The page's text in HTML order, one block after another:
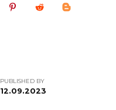
PUBLISHED BY
12.09.2023